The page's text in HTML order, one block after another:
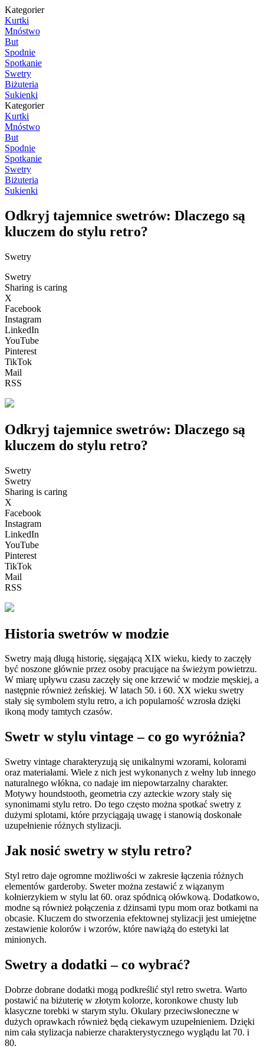
Kategorier
Kurtki
Mnóstwo
But
Spodnie
Spotkanie
Swetry
Biżuteria
Sukienki
Kategorier
Kurtki
Mnóstwo
But
Spodnie
Spotkanie
Swetry
Biżuteria
Sukienki
Odkryj tajemnice swetrów: Dlaczego są
kluczem do stylu retro?
Swetry
Swetry
Sharing is caring
X
Facebook
Instagram
LinkedIn
YouTube
Pinterest
TikTok
Mail
RSS
Odkryj tajemnice swetrów: Dlaczego są
kluczem do stylu retro?
Swetry
Swetry
Sharing is caring
X
Facebook
Instagram
LinkedIn
YouTube
Pinterest
TikTok
Mail
RSS
Historia swetrów w modzie
Swetry mają długą historię, sięgającą XIX wieku, kiedy to zaczęły
być noszone głównie przez osoby pracujące na świeżym powietrzu.
W miarę upływu czasu zaczęły się one krzewić w modzie męskiej, a
następnie również żeńskiej. W latach 50. i 60. XX wieku swetry
stały się symbolem stylu retro, a ich popularność wzrosła dzięki
ikoną mody tamtych czasów.
Swetr w stylu vintage – co go wyróżnia?
Swetry vintage charakteryzują się unikalnymi wzorami, kolorami
oraz materiałami. Wiele z nich jest wykonanych z wełny lub innego
naturalnego włókna, co nadaje im niepowtarzalny charakter.
Motywy houndstooth, geometria czy azteckie wzory stały się
synonimami stylu retro. Do tego często można spotkać swetry z
dużymi splotami, które przyciągają uwagę i stanowią doskonałe
uzupełnienie różnych stylizacji.
Jak nosić swetry w stylu retro?
Styl retro daje ogromne możliwości w zakresie łączenia różnych
elementów garderoby. Sweter można zestawić z wiązanym
kołnierzykiem w stylu lat 60. oraz spódnicą ołówkową. Dodatkowo,
modne są również połączenia z dżinsami typu mom oraz botkami na
obcasie. Kluczem do stworzenia efektownej stylizacji jest umiejętne
zestawienie kolorów i wzorów, które nawiążą do estetyki lat
minionych.
Swetry a dodatki – co wybrać?
Dobrze dobrane dodatki mogą podkreślić styl retro swetra. Warto
postawić na biżuterię w złotym kolorze, koronkowe chusty lub
klasyczne torebki w starym stylu. Okulary przeciwsłoneczne w
dużych oprawkach również będą ciekawym uzupełnieniem. Dzięki
nim cała stylizacja nabierze charakterystycznego wyglądu lat 70. i
80.